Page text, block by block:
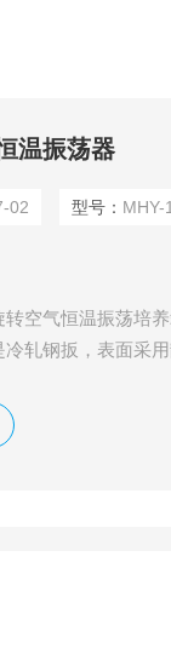
温振荡器
02 型号： MHY-
空气恒温振荡培
轧钢扳，表面采